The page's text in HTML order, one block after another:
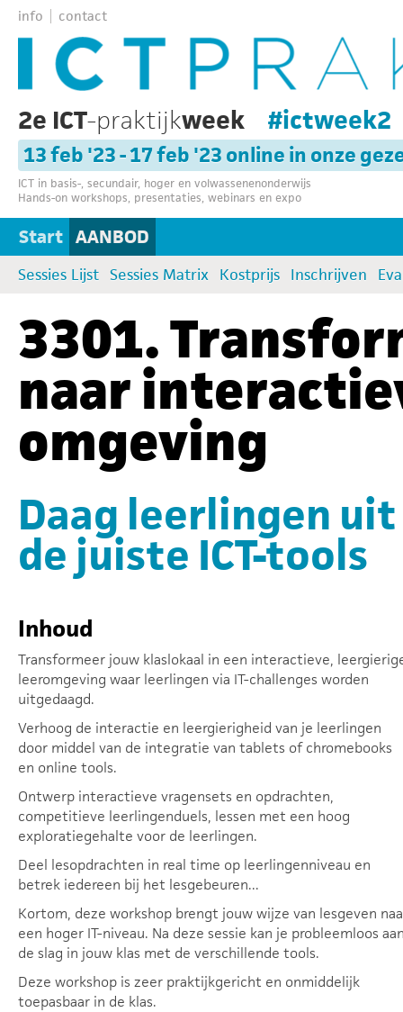
info contact
2e ICT-praktijkweek #ictweek2
13 feb '23 - 17 feb '23 online in onze
ICT in basis-, secundair, hoger en volwassenenonderwijs
Hands-on workshops, presentaties, webinars en expo
Start AANBOD
Sessies Lijst Sessies Matrix Kostprijs Inschrijven
3301.
naar
omgeving
Daag leerlingen
de juiste ICT-tools
Inhoud
Transformeer jouw klaslokaal in een interactieve,
leeromgeving waar leerlingen via IT-challenges worden
uitgedaagd.
Verhoog de interactie en leergierigheid van je leerlingen
door middel van de integratie van tablets of chromebooks
en online tools.
Ontwerp interactieve vragensets en opdrachten,
competitieve leerlingenduels, lessen met een hoog
exploratiegehalte voor de leerlingen.
Deel lesopdrachten in real time op leerlingenniveau en
betrek iedereen bij het lesgebeuren...
Kortom, deze workshop brengt jouw wijze van lesgeven
een hoger IT-niveau. Na deze sessie kan je probleemloos
de slag in jouw klas met de verschillende tools.
Deze workshop is zeer praktijkgericht en onmiddelijk
toepasbaar in de klas.